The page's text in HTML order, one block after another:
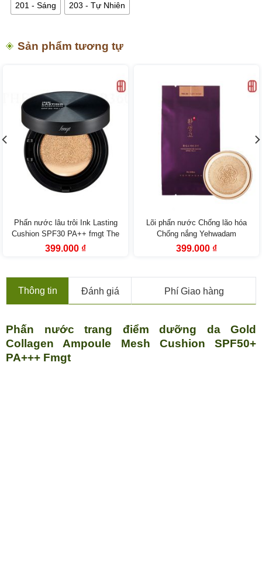
201 - Sáng 203 - Tự Nhiên
Sản phẩm tương tự
Phấn nước lâu trôi Ink Lasting
Cushion SPF30 PA++ fmgt The
Face Shop
Giá
399.000 ₫Giá
399.000 ₫.
Lõi phấn nước Chống lão hóa
Chống nắng Yehwadam
Hwansaenggo BB Cushion
Giá
399.000 ₫Giá
399.000 ₫.
Thông tin Đánh giá Phí Giao hàng
Phấn nước trang điểm dưỡng da Gold
Collagen Ampoule Mesh Cushion SPF50+
PA+++ Fmgt